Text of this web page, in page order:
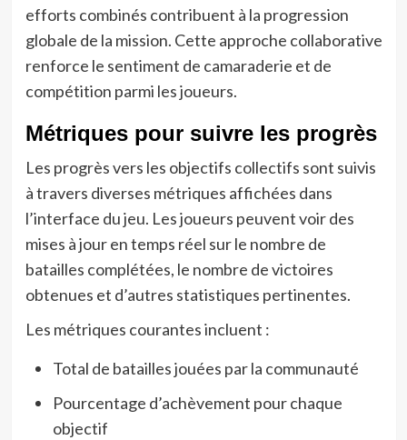
efforts combinés contribuent à la progression
globale de la mission. Cette approche collaborative
renforce le sentiment de camaraderie et de
compétition parmi les joueurs.
Métriques pour suivre les progrès
Les progrès vers les objectifs collectifs sont suivis
à travers diverses métriques affichées dans
l’interface du jeu. Les joueurs peuvent voir des
mises à jour en temps réel sur le nombre de
batailles complétées, le nombre de victoires
obtenues et d’autres statistiques pertinentes.
Les métriques courantes incluent :
Total de batailles jouées par la communauté
Pourcentage d’achèvement pour chaque
objectif